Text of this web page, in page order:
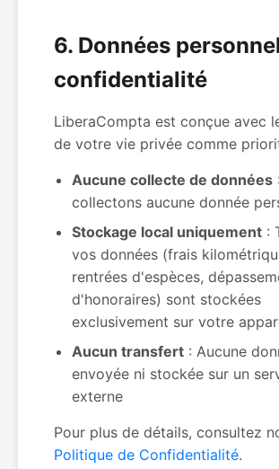
6. Données
confidentialité
LiberaCompta est conçue avec
de votre vie privée comme
Aucune collecte de données
collectons aucune donnée
Stockage local uniquement :
vos données (frais
rentrées d'espèces,
d'honoraires) sont stockées
exclusivement sur votre
Aucun transfert : Aucune
envoyée ni stockée sur un
externe
Pour plus de détails, consultez
Politique de Confidentialité.